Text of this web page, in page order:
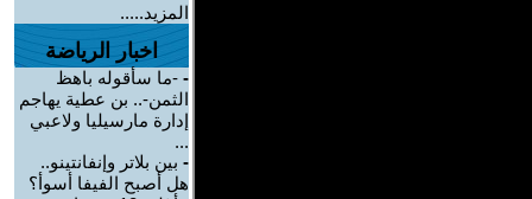
المزيد.....
اخبار الرياضة
- -ما سأقوله باهظ
الثمن-.. بن عطية يهاجم
إدارة مارسيليا ولاعبي
...
- بين بلاتر وإنفانتينو..
هل أصبح الفيفا أسوأ؟